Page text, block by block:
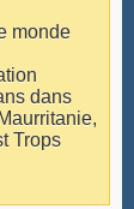
monde
dans
Trops